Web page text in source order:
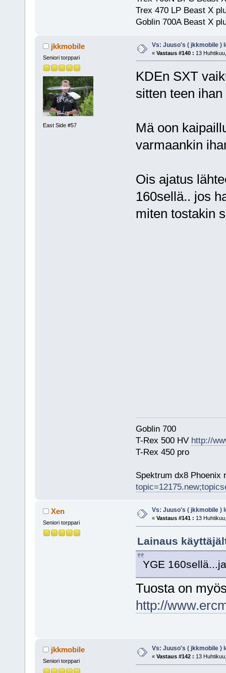
Trex 470 LP Beast X
Goblin 700A Beast X
jkkmobile
Seniori torppari
East Side #57
Vs: Juuso's ( jkkmobile )
« Vastaus #140 : 13
KDEn SXT
sitten teen
Mä oon
varmaankin
Ois ajatus
160sellä.. jos
miten tostakin
Goblin 700
T-Rex 500 HV http://
T-Rex 450 pro
Spektrum dx8 Phoenix
Xen
Seniori torppari
Vs: Juuso's ( jkkmobile )
« Vastaus #141 : 13
Lainaus
YGE
Tuosta on
http://
jkkmobile
Seniori torppari
Vs: Juuso's ( jkkmobile )
« Vastaus #142 : 13